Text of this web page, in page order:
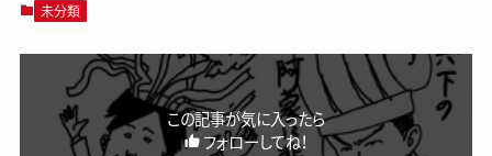
未分類
この記事が気に入ったら
フォローしてね！